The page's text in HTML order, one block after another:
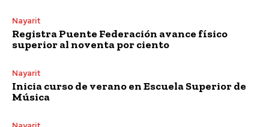
Nayarit
Registra Puente Federación avance físico
superior al noventa por ciento
Nayarit
Inicia curso de verano en Escuela Superior de
Música